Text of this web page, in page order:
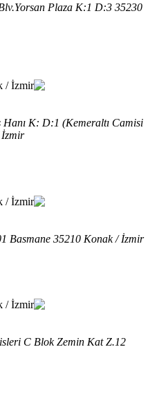
Plaza K:1 D:3 35230
/İzmir
K: D:1 (Kemeraltı Camisi
İzmir
/İzmir
Basmane 35210 Konak / İzmir
/İzmir
C Blok Zemin Kat Z.12